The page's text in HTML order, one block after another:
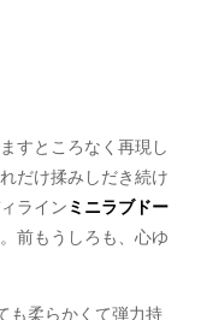
すところなく再現し
だけ揉みしだき続け
ライン ミニラブドー
前もうしろも、心ゆ
柔らかくて弾力持